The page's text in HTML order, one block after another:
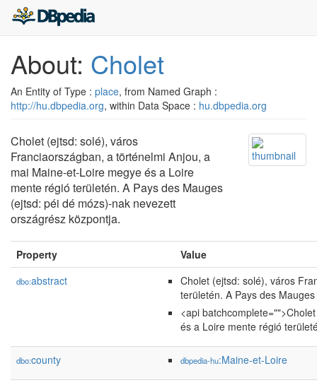
About: Cholet
An Entity of Type : place, from Named Graph :
http://hu.dbpedia.org, within Data Space : hu.dbpedia.org
Cholet (ejtsd: solé), város
Franciaországban, a történelmi Anjou, a
mai Maine-et-Loire megye és a Loire
mente régió területén. A Pays des Mauges
(ejtsd: péi dé mózs)-nak nevezett
országrész központja.
Property Value
dbo:abstract
Cholet (ejtsd: solé), város
területén. A Pays des
<api
és a Loire mente régió
dbo:county dbpedia-hu:Maine-et-Loire